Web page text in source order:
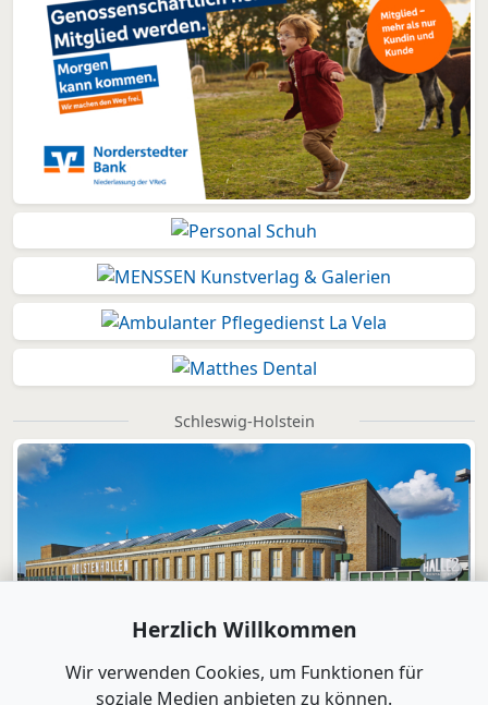
Schleswig-Holstein
Herzlich Willkommen
Wir verwenden Cookies, um Funktionen für
soziale Medien anbieten zu können.